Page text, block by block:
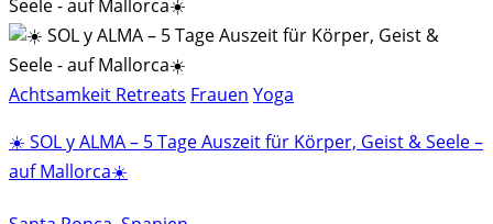
Achtsamkeit Retreats Frauen Yoga
☀️ SOL y ALMA – 5 Tage Auszeit für Körper, Geist & Seele –
auf Mallorca☀️